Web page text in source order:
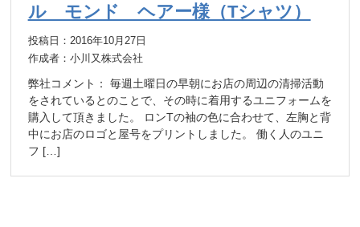
ル モンド ヘアー様（Tシャツ）
投稿日：2016年10月27日
作成者：小川又株式会社
弊社コメント： 毎週土曜日の早朝にお店の周辺の清掃活動
をされているとのことで、その時に着用するユニフォームを
購入して頂きました。 ロンTの袖の色に合わせて、左胸と背
中にお店のロゴと屋号をプリントしました。 働く人のユニ
フ […]